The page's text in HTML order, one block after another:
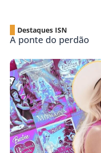
Destaques ISN
A ponte do perdão